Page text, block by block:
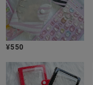
¥550